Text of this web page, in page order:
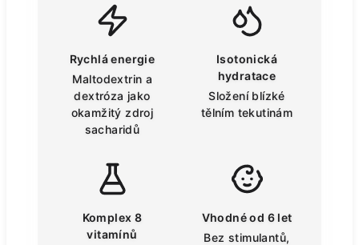
Rychlá energie
Maltodextrin a
dextróza jako
okamžitý zdroj
sacharidů
Isotonická
hydratace
Složení blízké
tělním tekutinám
Komplex 8
vitamínů
Vhodné od 6 let
Bez stimulantů,